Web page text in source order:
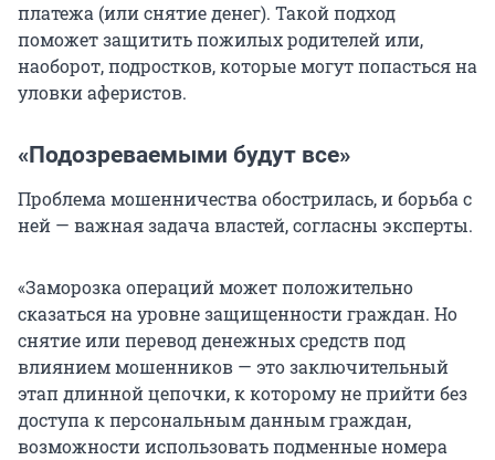
платежа (или снятие денег). Такой подход
поможет защитить пожилых родителей или,
наоборот, подростков, которые могут попасться на
уловки аферистов.
«Подозреваемыми будут все»
Проблема мошенничества обострилась, и борьба с
ней — важная задача властей, согласны эксперты.
«Заморозка операций может положительно
сказаться на уровне защищенности граждан. Но
снятие или перевод денежных средств под
влиянием мошенников — это заключительный
этап длинной цепочки, к которому не прийти без
доступа к персональным данным граждан,
возможности использовать подменные номера